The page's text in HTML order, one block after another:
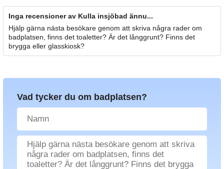
Inga recensioner av Kulla insjöbad ännu...
Hjälp gärna nästa besökare genom att skriva några rader om
badplatsen, finns det toaletter? Är det långgrunt? Finns det
brygga eller glasskiosk?
Vad tycker du om badplatsen?